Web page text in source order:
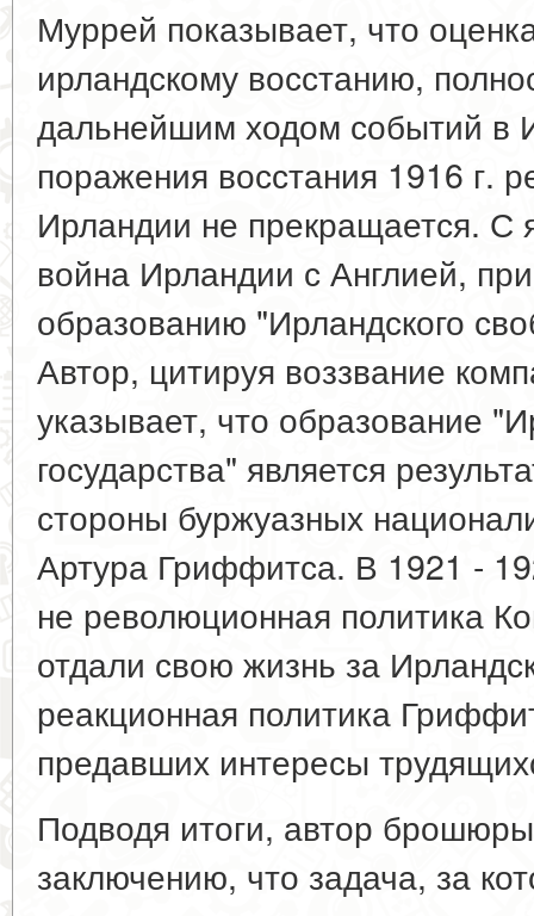
Муррей показывает, что
ирландскому восстанию,
дальнейшим ходом событий в
поражения восстания 1916 г.
Ирландии не прекращается. С
война Ирландии с Англией,
образованию "Ирландского
Автор, цитируя воззвание
указывает, что образование
государства" является
стороны буржуазных
Артура Гриффитса. В 1921 -
не революционная политика
отдали свою жизнь за
реакционная политика
предавших интересы
Подводя итоги, автор
заключению, что задача, за